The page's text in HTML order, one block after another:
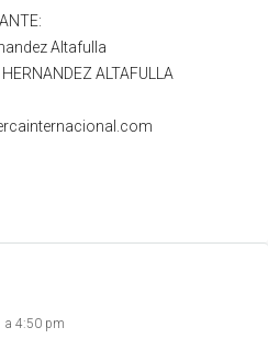
Altafulla
ALTAFULLA
a 4:50 pm